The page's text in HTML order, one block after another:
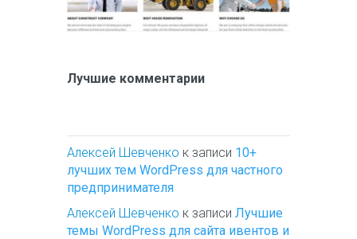
Лучшие комментарии
Алексей Шевченко к записи 10+
лучших тем WordPress для частного
предпринимателя
Алексей Шевченко к записи Лучшие
темы WordPress для сайта ивентов и